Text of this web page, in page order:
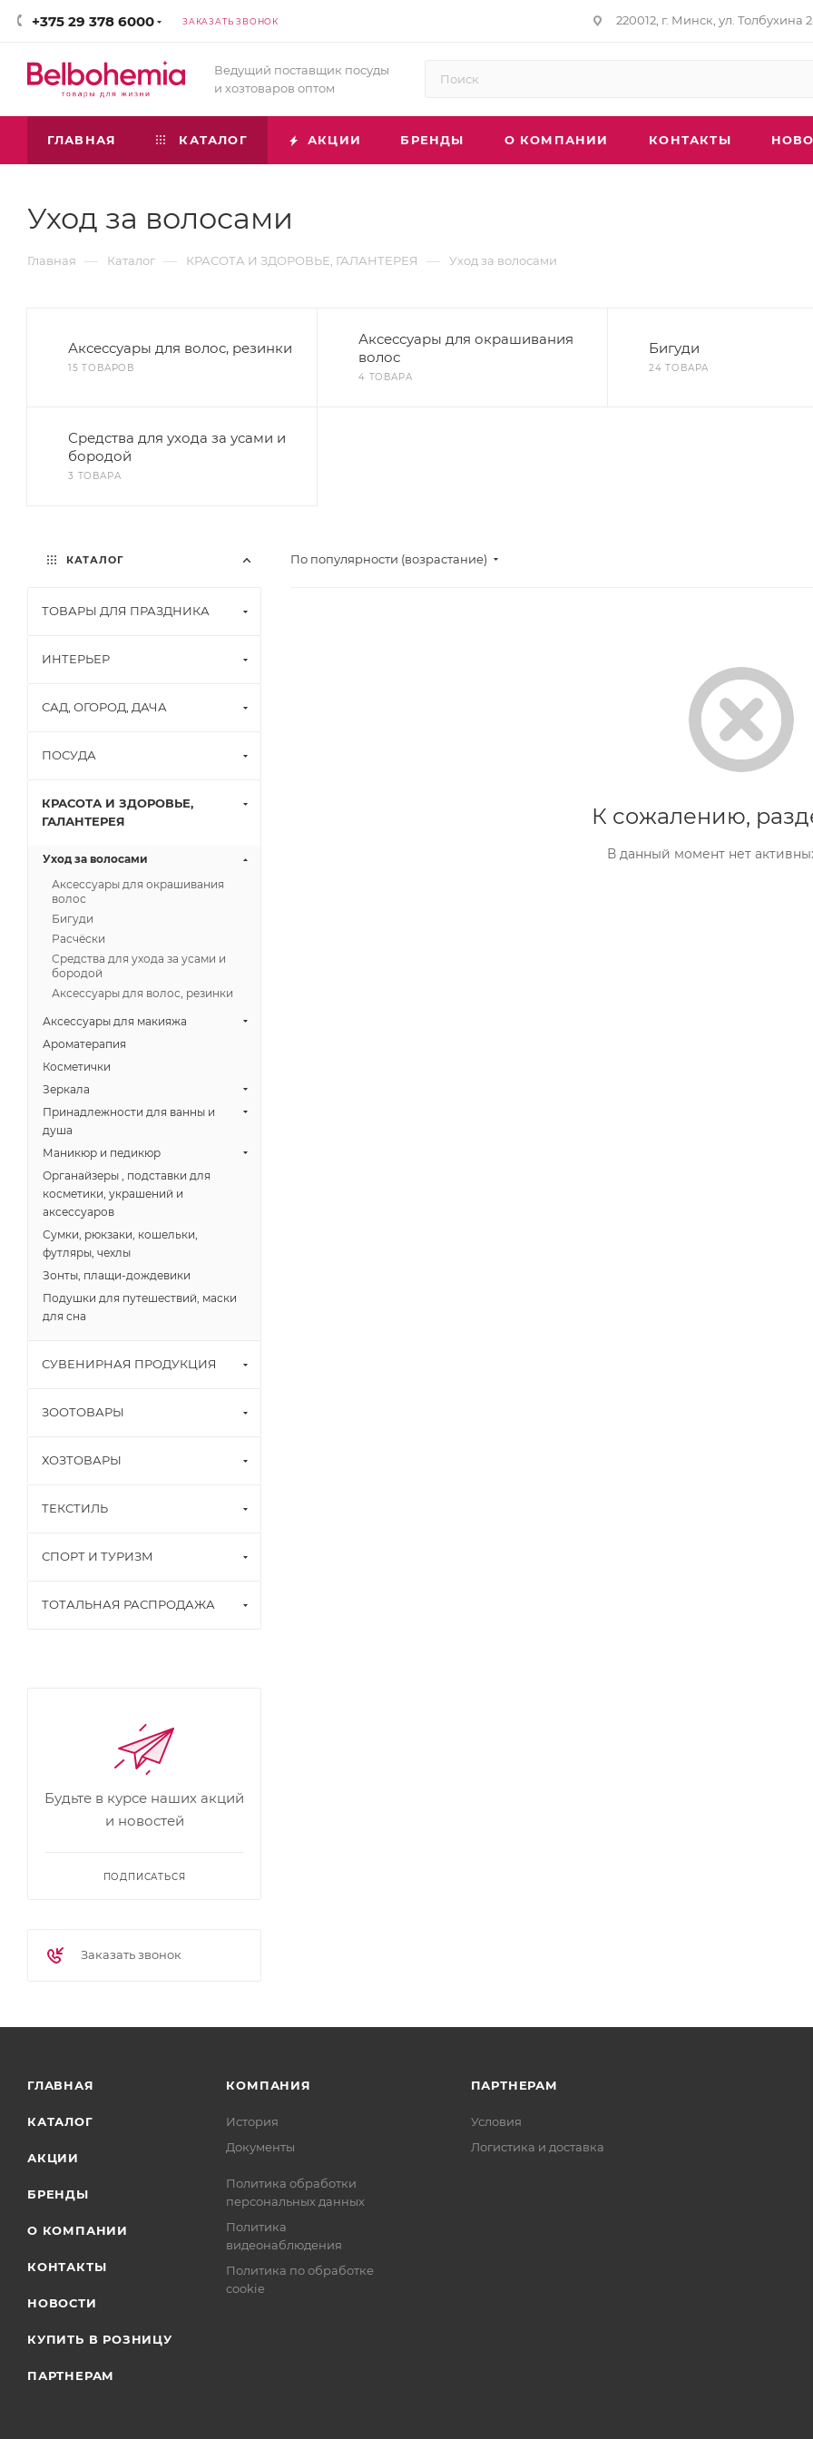
+375 29 378 6000 ЗАКАЗАТЬ ЗВОНОК 220012, г. Минск, ул. Толбухина
Ведущий поставщик посуды
и хозтоваров оптом
ГЛАВНАЯ КАТАЛОГ АКЦИИ БРЕНДЫ О КОМПАНИИ КОНТАКТЫ
Уход за волосами
Главная — Каталог — КРАСОТА И ЗДОРОВЬЕ, ГАЛАНТЕРЕЯ — Уход за волосами
Аксессуары для волос, резинки
15 ТОВАРОВ
Аксессуары для окрашивания
волос
4 ТОВАРА
Бигуди
24 ТОВАРА
Средства для ухода за усами и
бородой
3 ТОВАРА
По популярности (возрастание)
К сожалению,
В данный момент нет
КАТАЛОГ
ТОВАРЫ ДЛЯ ПРАЗДНИКА
ИНТЕРЬЕР
САД, ОГОРОД, ДАЧА
ПОСУДА
КРАСОТА И ЗДОРОВЬЕ,
ГАЛАНТЕРЕЯ
Уход за волосами
Аксессуары для окрашивания
волос
Бигуди
Расчёски
Средства для ухода за усами и
бородой
Аксессуары для волос, резинки
Аксессуары для макияжа
Ароматерапия
Косметички
Зеркала
Принадлежности для ванны и
душа
Маникюр и педикюр
Органайзеры , подставки для
косметики, украшений и
аксессуаров
Сумки, рюкзаки, кошельки,
футляры, чехлы
Зонты, плащи-дождевики
Подушки для путешествий, маски
для сна
СУВЕНИРНАЯ ПРОДУКЦИЯ
ЗООТОВАРЫ
ХОЗТОВАРЫ
ТЕКСТИЛЬ
СПОРТ И ТУРИЗМ
ТОТАЛЬНАЯ РАСПРОДАЖА
Будьте в курсе наших акций
и новостей
ПОДПИСАТЬСЯ
Заказать звонок
ГЛАВНАЯ
КАТАЛОГ
АКЦИИ
БРЕНДЫ
О КОМПАНИИ
КОНТАКТЫ
НОВОСТИ
КУПИТЬ В РОЗНИЦУ
ПАРТНЕРАМ
КОМПАНИЯ
История
Документы
Политика обработки
персональных данных
Политика
видеонаблюдения
Политика по обработке
cookie
ПАРТНЕРАМ
Условия
Логистика и доставка